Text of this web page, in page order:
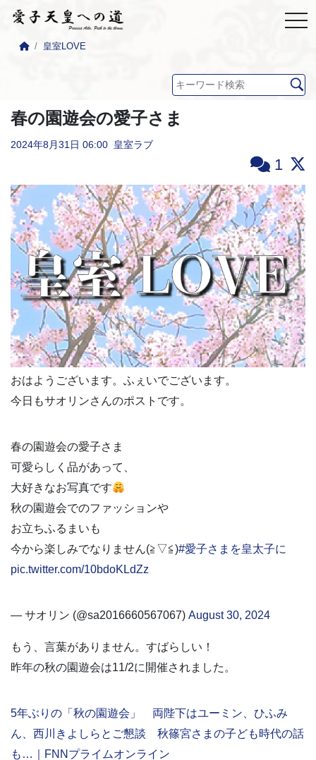
皇室LOVE
春の園遊会の愛子さま
2024年8月31日 06:00 皇室ラブ
1
おはようございます。ふぇいでございます。
今日もサオリンさんのポストです。
春の園遊会の愛子さま
可愛らしく品があって、
大好きなお写真です
秋の園遊会でのファッションや
お立ちふるまいも
今から楽しみでなりません(≧▽≦)#愛子さまを皇太子に
pic.twitter.com/10bdoKLdZz
— サオリン (@sa2016660567067) August 30, 2024
もう、言葉がありません。すばらしい！
昨年の秋の園遊会は11/2に開催されました。
5年ぶりの「秋の園遊会」 両陛下はユーミン、ひふみ
ん、西川きよしらとご懇談 秋篠宮さまの子ども時代の話
も…｜FNNプライムオンライン